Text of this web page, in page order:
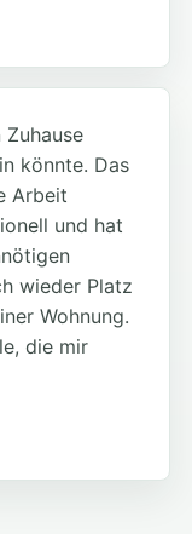
könnte. Das
Arbeit
und hat
wieder Platz
Wohnung.
die mir